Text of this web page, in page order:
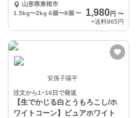
山形県東根市
1.5kg〜2kg 6個〜8個 〜 1,980円 〜
+送料965円
安孫子陽平
注文から1~16日で発送
【生でかじる白とうもろこし/ホ
ワイトコーン】ピュアホワイト